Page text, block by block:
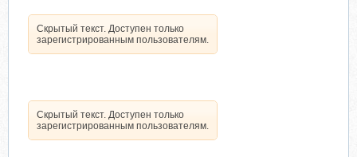
Скрытый текст. Доступен только
зарегистрированным пользователям.
Скрытый текст. Доступен только
зарегистрированным пользователям.